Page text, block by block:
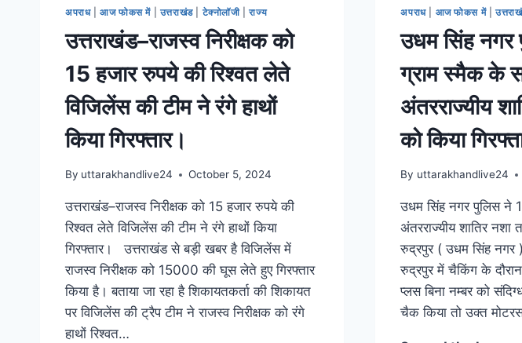
अपराध|आज फोकस में| उत्तराखंड| टेक्नोलॉजी|राज्य
उत्तराखंड–राजस्व निरीक्षक को
15 हजार रुपये की रिश्वत लेते
विजिलेंस की टीम ने रंगे हाथों
किया गिरफ्तार।
By uttarakhandlive24 October 5, 2024
उत्तराखंड–राजस्व निरीक्षक को 15 हजार रुपये की
रिश्वत लेते विजिलेंस की टीम ने रंगे हाथों किया
गिरफ्तार। उत्तराखंड से बड़ी खबर है विजिलेंस में
राजस्व निरीक्षक को 15000 की घूस लेते हुए गिरफ्तार
किया है। बताया जा रहा है शिकायतकर्ता की शिकायत
पर विजिलेंस की ट्रैप टीम ने राजस्व निरीक्षक को रंगे
हाथों रिश्वत…
अपराध| आज फोकस में|
उधम सिंह
ग्राम स्मैक के
अंतरराज्यीय
को किया
By uttarakhandlive24
उधम सिंह नगर पुलिस ने
अंतरराज्यीय शातिर नशा
रुद्रपुर ( उधम सिंह नगर
रुद्रपुर में चैकिंग के
प्लस बिना नम्बर को
चैक किया तो उक्त